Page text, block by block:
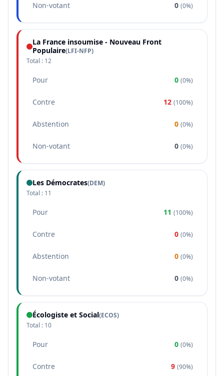
Non-votant 0 (0%)
La France insoumise - Nouveau Front
Populaire(LFI-NFP)
Total : 12
Pour 0 (0%)
Contre 12 (100%)
Abstention 0 (0%)
Non-votant 0 (0%)
Les Démocrates(DEM)
Total : 11
Pour 11 (100%)
Contre 0 (0%)
Abstention 0 (0%)
Non-votant 0 (0%)
Écologiste et Social(ECOS)
Total : 10
Pour 0 (0%)
Contre 9 (90%)